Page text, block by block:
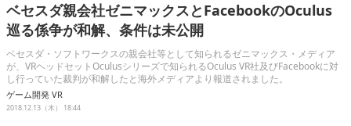
企業動向
人材育成
産業政策
連載
ベセスダ親会社ゼニマックスとFacebookのOculus
巡る係争が和解、条件は未公開
ベセスダ・ソフトワークスの親会社等として知られるゼニマックス・メディア
が、VRヘッドセットOculusシリーズで知られるOculus VR社及びFacebookに対
し行っていた裁判が和解したと海外メディアより報道されました。
ゲーム開発 VR
2018.12.13（木） 18:44